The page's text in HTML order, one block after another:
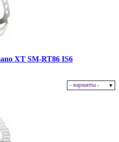
XT SM-RT86 IS6
- варианты -